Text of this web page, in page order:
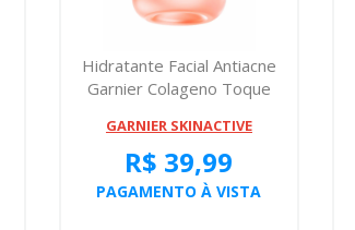
Hidratante Facial Antiacne
Garnier Colageno Toque
GARNIER SKINACTIVE
R$ 39,99
PAGAMENTO À VISTA